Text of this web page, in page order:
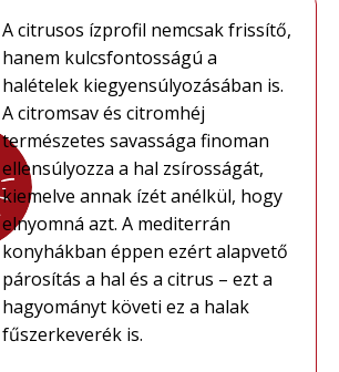
A citrusos ízprofil nemcsak frissítő,
hanem kulcsfontosságú a
halételek kiegyensúlyozásában is.
A citromsav és citromhéj
természetes savassága finoman
ellensúlyozza a hal zsírosságát,
kiemelve annak ízét anélkül, hogy
elnyomná azt. A mediterrán
konyhákban éppen ezért alapvető
párosítás a hal és a citrus – ezt a
hagyományt követi ez a halak
fűszerkeverék is.